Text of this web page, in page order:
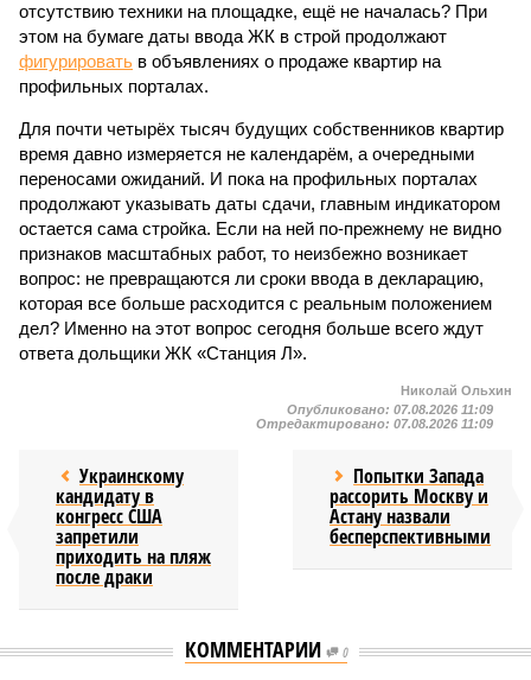
отсутствию техники на площадке, ещё не началась? При
этом на бумаге даты ввода ЖК в строй продолжают
фигурировать в объявлениях о продаже квартир на
профильных порталах.
Для почти четырёх тысяч будущих собственников квартир
время давно измеряется не календарём, а очередными
переносами ожиданий. И пока на профильных порталах
продолжают указывать даты сдачи, главным индикатором
остается сама стройка. Если на ней по-прежнему не видно
признаков масштабных работ, то неизбежно возникает
вопрос: не превращаются ли сроки ввода в декларацию,
которая все больше расходится с реальным положением
дел? Именно на этот вопрос сегодня больше всего ждут
ответа дольщики ЖК «Станция Л».
Николай Ольхин
Опубликовано: 07.08.2026 11:09
Отредактировано: 07.08.2026 11:09
Украинскому
кандидату в
конгресс США
запретили
приходить на пляж
после драки
Попытки Запада
рассорить Москву и
Астану назвали
бесперспективными
КОММЕНТАРИИ 0